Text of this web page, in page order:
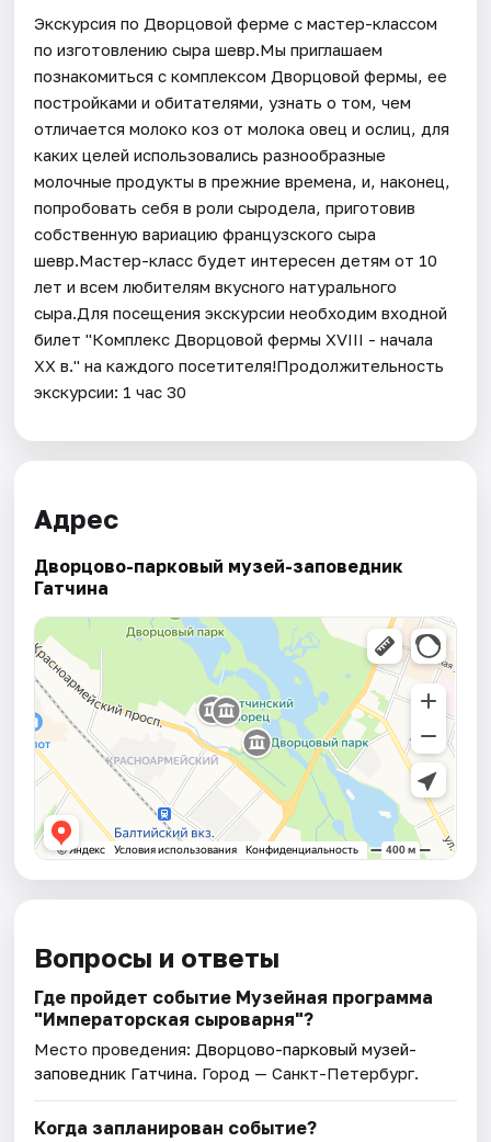
Экскурсия по Дворцовой ферме с мастер-классом
по изготовлению сыра шевр.Мы приглашаем
познакомиться с комплексом Дворцовой фермы, ее
постройками и обитателями, узнать о том, чем
отличается молоко коз от молока овец и ослиц, для
каких целей использовались разнообразные
молочные продукты в прежние времена, и, наконец,
попробовать себя в роли сыродела, приготовив
собственную вариацию французского сыра
шевр.Мастер-класс будет интересен детям от 10
лет и всем любителям вкусного натурального
сыра.Для посещения экскурсии необходим входной
билет "Комплекс Дворцовой фермы XVIII - начала
XX в." на каждого посетителя!Продолжительность
экскурсии: 1 час 30
Адрес
Дворцово-парковый музей-заповедник
Гатчина
Вопросы и ответы
Где пройдет событие Музейная программа
"Императорская сыроварня"?
Место проведения: Дворцово-парковый музей-
заповедник Гатчина. Город — Санкт-Петербург.
Когда запланирован событие?